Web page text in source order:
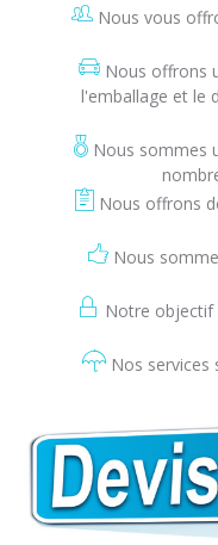
Nous vous
Nous offrons
l'emballage et le
Nous sommes
Nous offrons
Nous
Notre objectif
Nos